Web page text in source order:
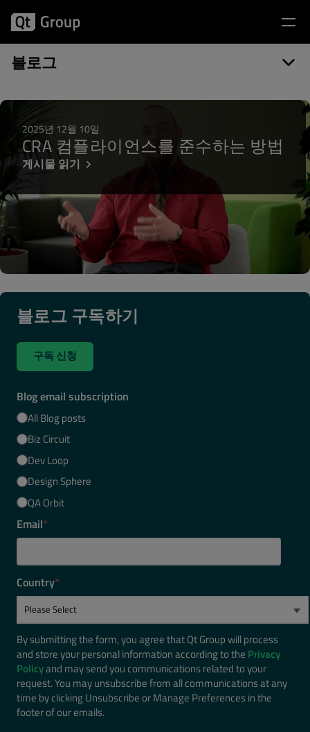
블로그
게시물 카테고리: threaded
2025년 12월 10일
CRA 컴플라이언스를 준수하는 방법
게시물 읽기
블로그 구독하기
구독 신청
Blog email subscription
All Blog posts
Biz Circuit
Dev Loop
Design Sphere
QA Orbit
Email*
Country*
By submitting the form, you agree that Qt Group will process
and store your personal information according to the Privacy
Policyand may send you communications related to your
request. You may unsubscribe from all communications at any
time by clicking Unsubscribe or Manage Preferences in the
footer of our emails.